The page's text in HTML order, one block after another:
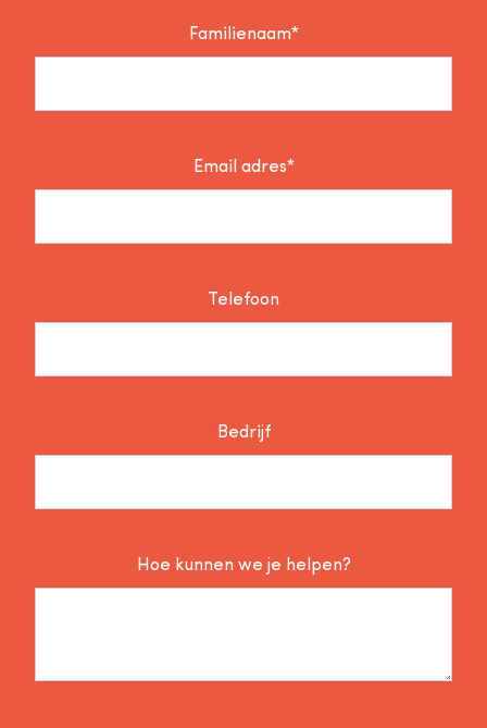
Familienaam*
Email adres*
Telefoon
Bedrijf
Hoe kunnen we je helpen?